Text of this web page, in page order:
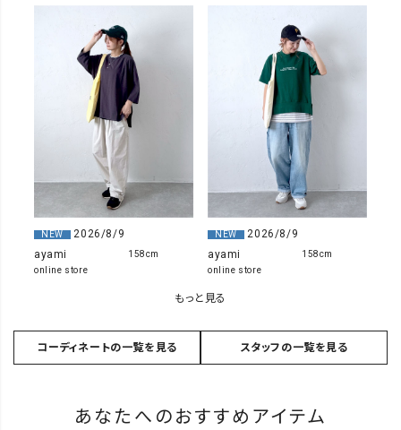
NEW
2026/8/9
ayami
online store
158cm
NEW
2026/8/9
ayami
online store
158cm
もっと見る
コーディネートの一覧を見る スタッフの一覧を見る
あなたへのおすすめアイテム